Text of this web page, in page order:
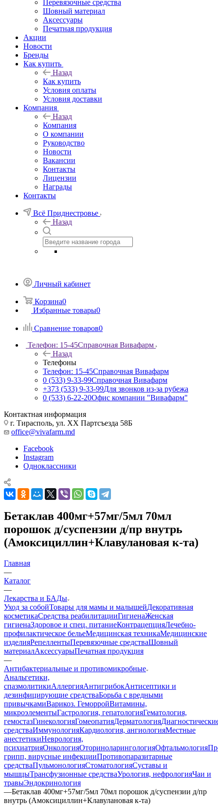
Перевязочные средства
Шовный материал
Аксессуары
Печатная продукция
Акции
Новости
Бренды
Как купить
Назад
Как купить
Условия оплаты
Условия доставки
Компания
Назад
Компания
О компании
Руководство
Новости
Вакансии
Контакты
Лицензии
Награды
Контакты
Всё Приднестровье
Назад
Личный кабинет
Корзина0
Избранные товары0
Сравнение товаров0
Телефон: 15-45Справочная Вивафарм
Назад
Телефоны
Телефон: 15-45Справочная Вивафарм
0 (533) 9-33-99Справочная Вивафарм
+373 (533) 9-33-99Для звонков из-за рубежа
0 (533) 6-22-20Офис компании "Вивафарм"
Контактная информация
г. Тирасполь, ул. ХХ Партсъезда 58Б
office@vivafarm.md
Facebook
Instagram
Одноклассники
Бетаклав 400мг+57мг/5мл 70мл
порошок д/суспензии д/пр внутрь
(Амоксициллин+Клавулановая к-та)
Главная
—
Каталог
—
Лекарства и БАДы
Уход за собойТовары для мамы и малышейДекоративная
косметикаСредства реабилитацииГигиенаЖенская
гигиенаЗдоровое и спец. питаниеКонтрацепцияЛечебно-
профилактическое бельеМедицинская техникаМедицинские
изделияРепеллентыПеревязочные средстваШовный
материалАксессуарыПечатная продукция
—
Антибактериальные и противомикробные
Анальгетики,
спазмолитикиАллергияАнтигрибокАнтисептики и
дезинфицирующие средстваБорьба с вредными
привычкамиВарикоз. ГеморройВитамины,
микроэлементыГастрология, гепатологияГематология,
гемостазГинекологияГомеопатияДерматология
средстваИммунологияКардиология, ангиологияМестные
анестетикиНеврология,
психиатрияОнкологияОториноларингологияОфтальмология
грипп, вирусные инфекцииПротивопаразитарные
средстваПульмонологияСтоматологияСуставы и
мышцыТрансфузионные средстваУрология, нефрологияЧаи и
травыЭндокринология
—Бетаклав 400мг+57мг/5мл 70мл порошок д/суспензии д/пр
внутрь (Амоксициллин+Клавулановая к-та)